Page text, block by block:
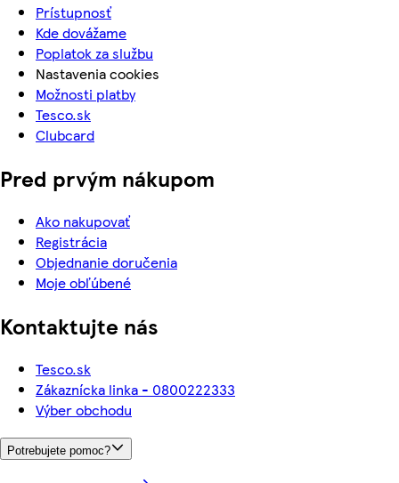
Prístupnosť
Kde dovážame
Poplatok za službu
Nastavenia cookies
Možnosti platby
Tesco.sk
Clubcard
Pred prvým nákupom
Ako nakupovať
Registrácia
Objednanie doručenia
Moje obľúbené
Kontaktujte nás
Tesco.sk
Zákaznícka linka - 0800222333
Výber obchodu
Potrebujete pomoc?